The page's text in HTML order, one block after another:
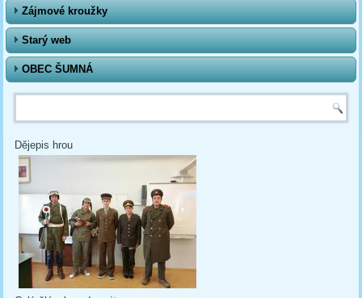
Zájmové kroužky
Starý web
OBEC ŠUMNÁ
Vyhledávání
Dějepis hrou